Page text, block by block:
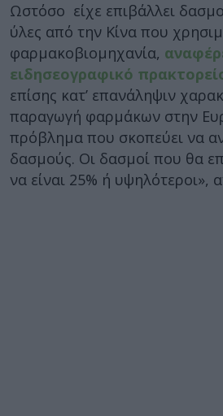
Ωστόσο είχε επιβάλλει
ύλες από την Κίνα που
φαρμακοβιομηχανία,
ειδησεογραφικό
επίσης κατ’ επανάληψιν
παραγωγή φαρμάκων στην
πρόβλημα που σκοπεύει να
δασμούς. Οι δασμοί που θα
να είναι 25% ή υψηλότεροι»,